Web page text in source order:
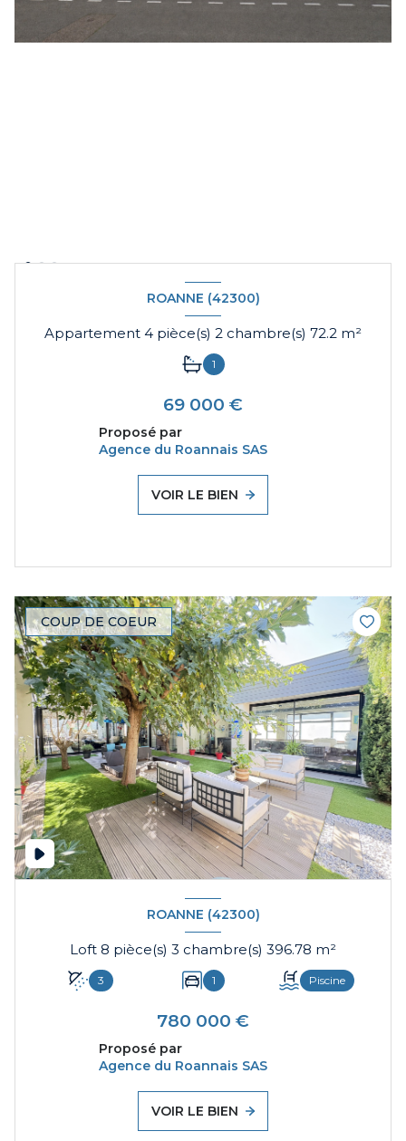
ROANNE (42300)
Appartement 4 pièce(s) 2 chambre(s) 72.2 m²
1
69 000 €
Proposé par
Agence du Roannais SAS
VOIR LE BIEN
COUP DE COEUR
ROANNE (42300)
Loft 8 pièce(s) 3 chambre(s) 396.78 m²
3 1 Piscine
780 000 €
Proposé par
Agence du Roannais SAS
VOIR LE BIEN